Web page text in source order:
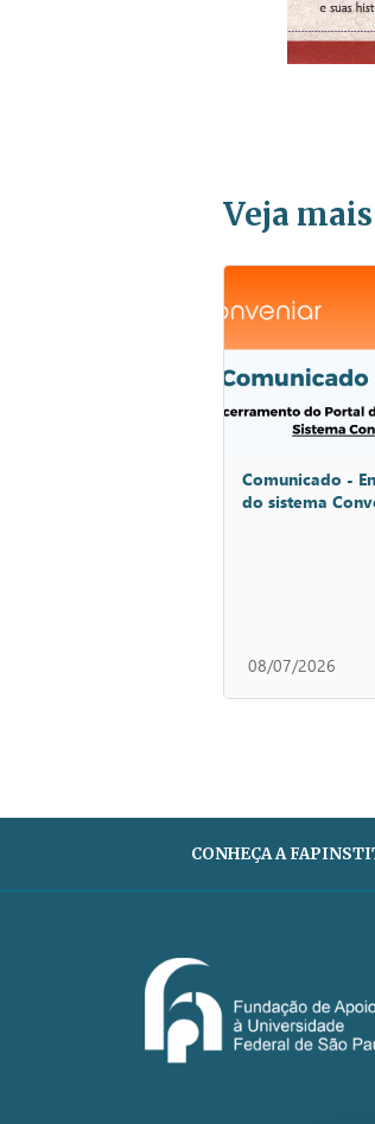
Veja mais
Comunicado -
do sistema
08/07/2026
CONHEÇA A FAP